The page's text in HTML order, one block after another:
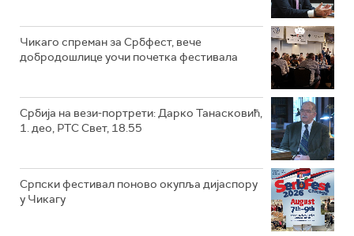
Чикаго спреман за Србфест, вече
добродошлице уочи почетка фестивала
Србија на вези-портрети: Дарко Танасковић,
1. део, РТС Свет, 18.55
Српски фестивал поново окупља дијаспору
у Чикагу